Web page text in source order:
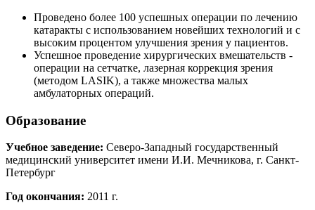
Проведено более 100 успешных операции по лечению
катаракты с использованием новейших технологий и с
высоким процентом улучшения зрения у пациентов.
Успешное проведение хирургических вмешательств -
операции на сетчатке, лазерная коррекция зрения
(методом LASIK), а также множества малых
амбулаторных операций.
Образование
Учебное заведение: Северо-Западный государственный
медицинский университет имени И.И. Мечникова, г. Санкт-
Петербург
Год окончания: 2011 г.